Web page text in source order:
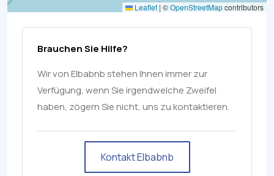
Leaflet | ©OpenStreetMapcontributors
Brauchen Sie Hilfe?
Wir von Elbabnb stehen Ihnen immer zur
Verfügung, wenn Sie irgendwelche Zweifel
haben, zögern Sie nicht, uns zu kontaktieren.
Kontakt Elbabnb